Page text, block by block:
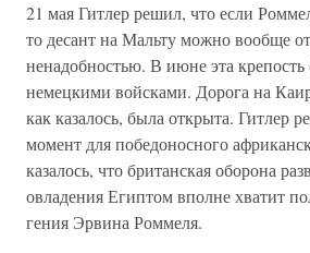
21 мая Гитлер решил, что если
то десант на Мальту можно вообще
ненадобностью. В июне эта крепость
немецкими войсками. Дорога на
как казалось, была открыта. Гитлер
момент для победоносного
казалось, что британская оборона
овладения Египтом вполне хватит
гения Эрвина Роммеля.